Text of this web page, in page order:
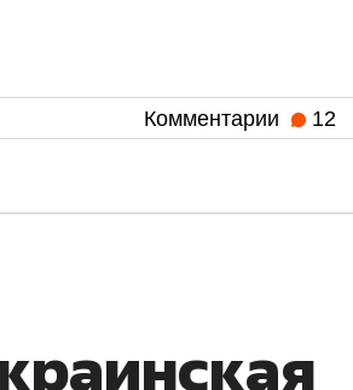
Комментарии 12